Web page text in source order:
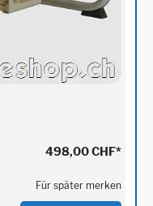
498,00 CHF*
Für später merken